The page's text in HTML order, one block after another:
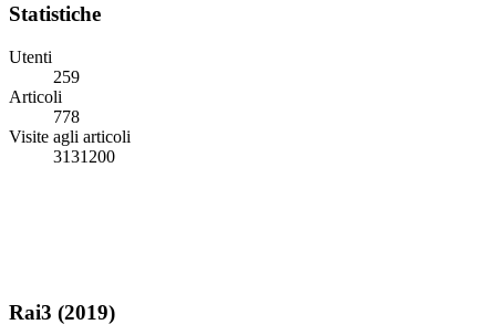
Statistiche
Utenti
259
Articoli
778
Visite agli articoli
3131200
Rai3 (2019)